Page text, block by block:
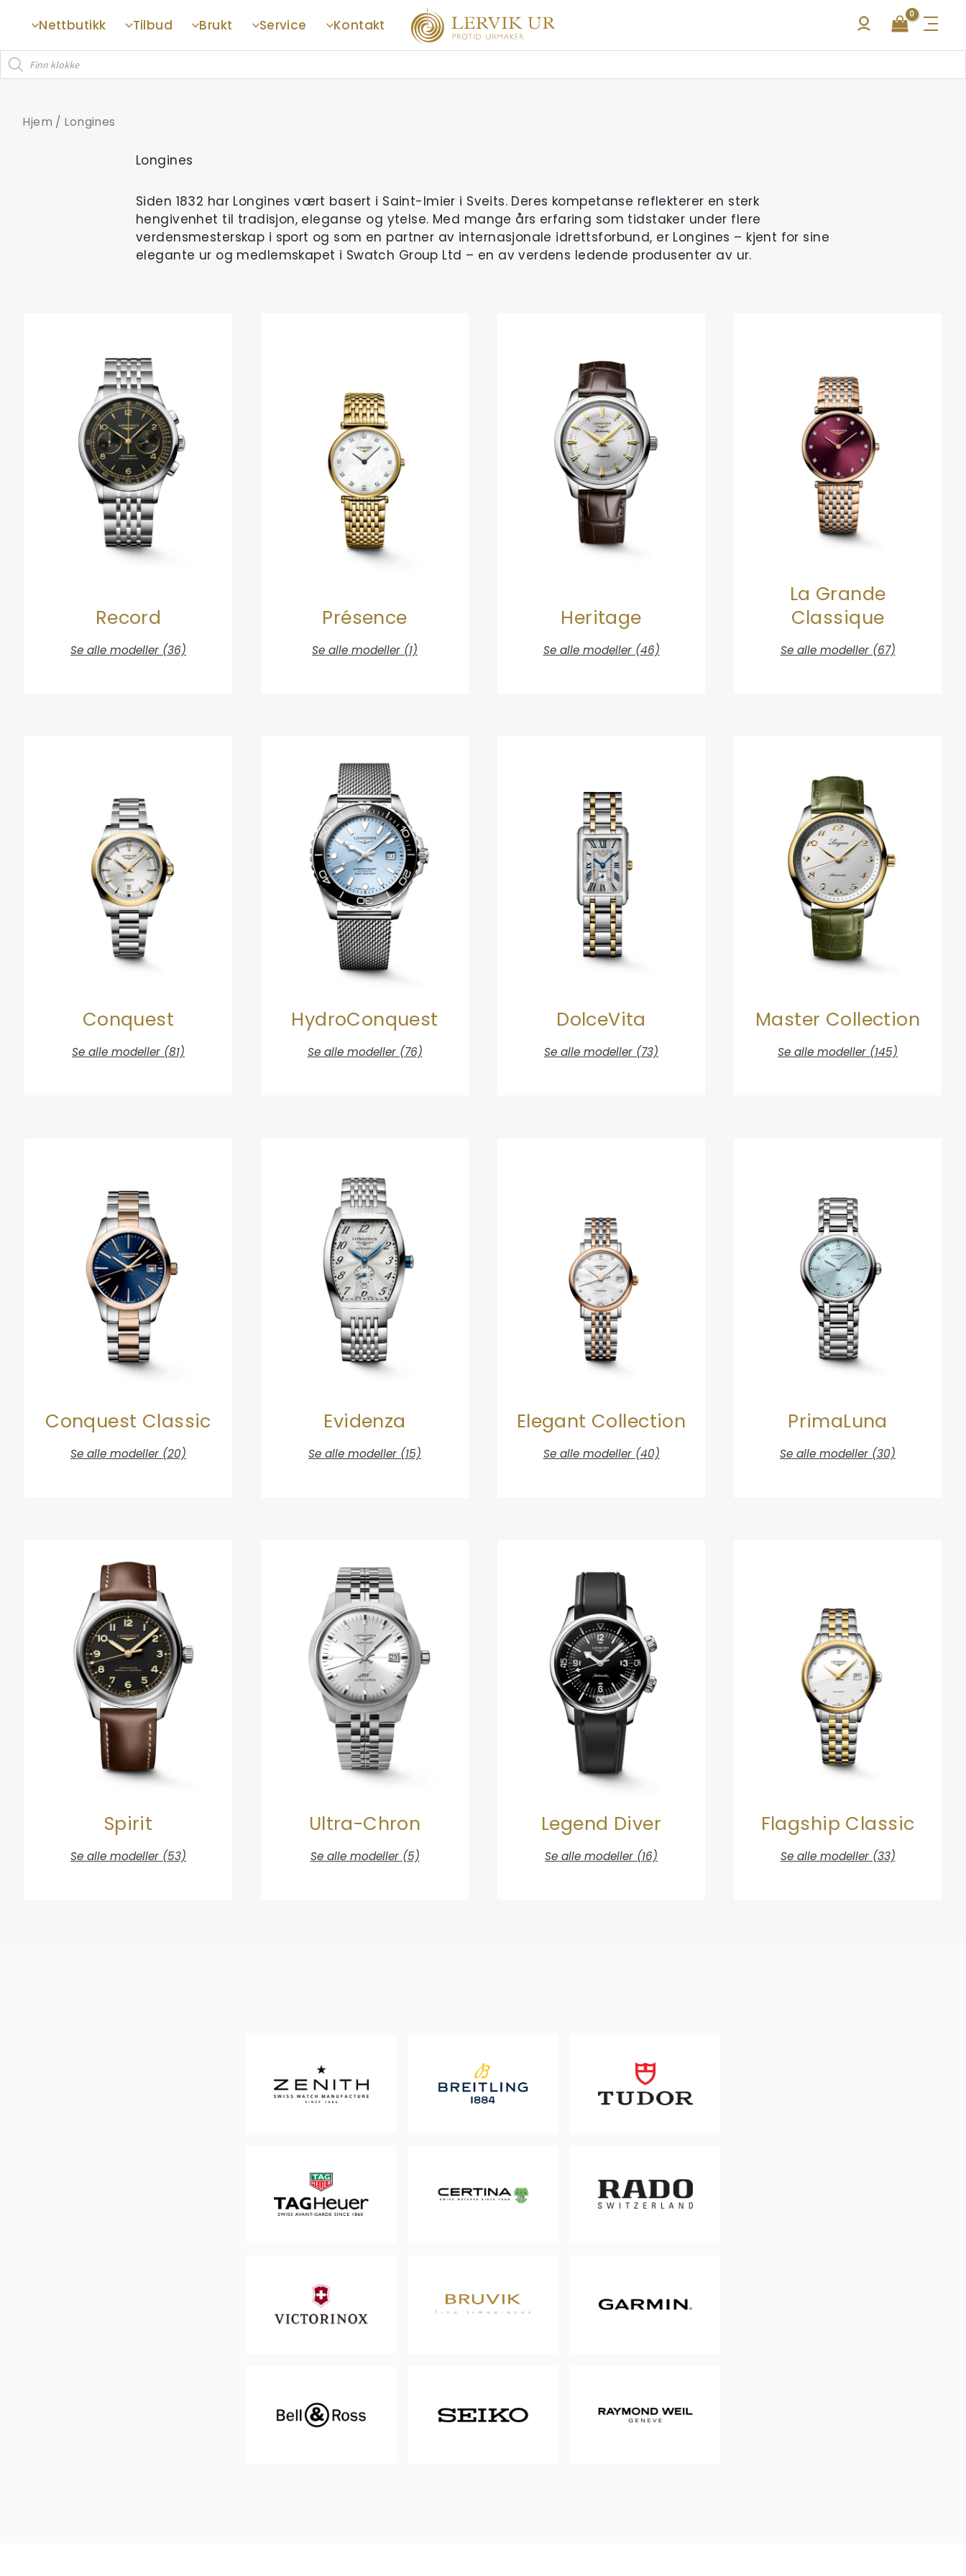
innholdet
Nettbutikk Tilbud Brukt Service
Kontakt
Products
search
Hjem / Longines
Longines
Siden 1832 har Longines vært basert i Saint-Imier i Sveits. Deres kompetanse reflekterer en sterk
hengivenhet til tradisjon, eleganse og ytelse. Med mange års erfaring som tidstaker under flere
verdensmesterskap i sport og som en partner av internasjonale idrettsforbund, er Longines – kjent for sine
elegante ur og medlemskapet i Swatch Group Ltd – en av verdens ledende produsenter av ur.
Record
Se alle modeller (36)
Présence
Se alle modeller (1)
Heritage
Se alle modeller (46)
La Grande
Classique
Se alle modeller (67)
Conquest
Se alle modeller (81)
HydroConquest
Se alle modeller (76)
DolceVita
Se alle modeller (73)
Master Collection
Se alle modeller (145)
Conquest Classic
Se alle modeller (20)
Evidenza
Se alle modeller (15)
Elegant Collection
Se alle modeller (40)
PrimaLuna
Se alle modeller (30)
Spirit
Se alle modeller (53)
Ultra-Chron
Se alle modeller (5)
Legend Diver
Se alle modeller (16)
Flagship Classic
Se alle modeller (33)